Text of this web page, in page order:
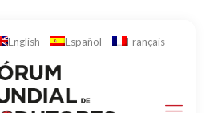
English Español Français